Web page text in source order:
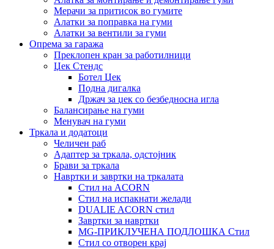
Мерачи за притисок во гумите
Алатки за поправка на гуми
Алатки за вентили за гуми
Опрема за гаража
Преклопен кран за работилници
Џек Стендс
Ботел Џек
Подна дигалка
Држач за џек со безбедносна игла
Балансирање на гуми
Менувач на гуми
Тркала и додатоци
Челичен раб
Адаптер за тркала, одстојник
Брави за тркала
Навртки и завртки на тркалата
Стил на ACORN
Стил на испакнати желади
DUALIE ACORN стил
Завртки за навртки
MG-ПРИКЛУЧЕНА ПОДЛОШКА Стил
Стил со отворен крај